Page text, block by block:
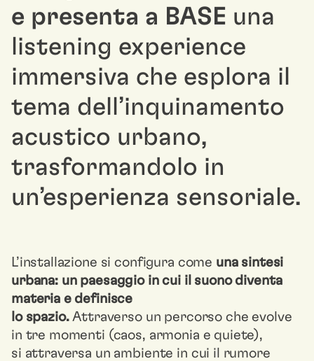
e presenta a BASE una
listening experience
immersiva che esplora il
tema dell’inquinamento
acustico urbano,
trasformandolo in
un’esperienza sensoriale.
L’installazione si configura come una sintesi
urbana: un paesaggio in cui il suono diventa
materia e definisce
lo spazio.Attraverso un percorso che evolve
in tre momenti (caos, armonia e quiete),
si attraversa un ambiente in cui il rumore